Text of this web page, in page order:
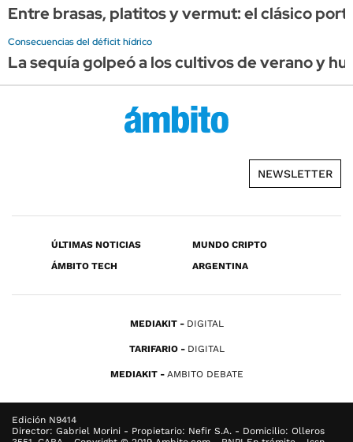
Entre brasas, platitos y vermut: el clásico
Consecuencias del déficit hídrico
La sequía golpeó a los cultivos de verano y
NEWSLETTER
ÚLTIMAS NOTICIAS
MUNDO CRIPTO
ÁMBITO TECH
ARGENTINA
MEDIAKIT DIGITAL
TARIFARIO DIGITAL
MEDIAKIT AMBITO DEBATE
Edición N9414
Director: Gabriel Morini - Propietario: Nefir S.A. - Domicilio: Olleros